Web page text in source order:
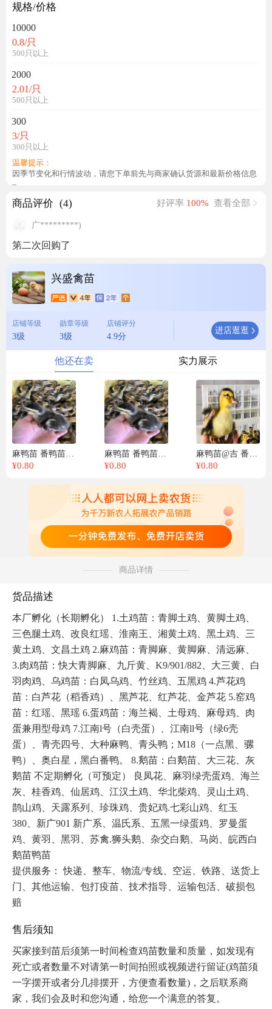
规格/价格
10000
0.8/只
500只以上
2000
2.01/只
500只以上
300
3/只
300只以上
温馨提示：
因季节变化和行情波动，请您下单前先与商家确认货源和最新价格信息
~
商品评价 (4) 好评率 100% 查看全部
广*********)
第二次回购了
兴盛禽苗
店铺等级
3级
勋章等级
3级
店铺评分
4.9分
进店逛逛
他还在卖 实力展示
¥0.80
麻鸭苗 番鸭苗 杂交鸭苗 蛋鸭苗 桂柳鸭苗 肉鸭苗 白鸭苗
¥0.80 ¥0.80
商品详情
货品描述
本厂孵化（长期孵化） 1.土鸡苗：青脚土鸡、黄脚土鸡、
三色腿土鸡、改良红瑶、淮南王、湘黄土鸡、黑土鸡、三
黄土鸡、文昌土鸡 2.麻鸡苗：青脚麻、黄脚麻、清远麻、
3.肉鸡苗：快大青脚麻、九斤黄、K9/901/882、大三黄、白
羽肉鸡、乌鸡苗：白凤乌鸡、竹丝鸡、五黑鸡 4.芦花鸡
苗：白芦花（稻香鸡）、黑芦花、红芦花、金芦花 5.窑鸡
苗：红瑶、黑瑶 6.蛋鸡苗：海兰褐、土母鸡、麻母鸡、肉
蛋兼用型母鸡 7.江南l号（白壳蛋）、江南ll号（绿6壳
蛋）、青壳四号、大种麻鸭、青头鸭；M18（一点黑、骡
鸭）、奥白星，黑白番鸭。 8.鹅苗：白鹅苗、大三花、灰
鹅苗 不定期孵化（可预定） 良凤花、麻羽绿壳蛋鸡、海兰
灰、桂香鸡、仙居鸡、江汉土鸡、华北柴鸡、灵山土鸡、
鹊山鸡、天露系列、珍珠鸡、贵妃鸡.七彩山鸡、红玉
380、新广901 新广系、温氏系、五黑一绿蛋鸡、罗曼蛋
鸡、黄羽、黑羽、苏禽.狮头鹅、杂交白鹅、马岗、皖西白
鹅苗鸭苗
提供服务： 快递、整车、物流/专线、空运、铁路、送货上
门、其他运输、包打疫苗、技术指导、运输包活、破损包
赔
售后须知
买家接到苗后须第一时间检查鸡苗数量和质量，如发现有
死亡或者数量不对请第一时间拍照或视频进行留证(鸡苗须
一字摆开或者分几排摆开，方便查看数量)，之后联系商
家，我们会及时和您沟通，给您一个满意的答复。